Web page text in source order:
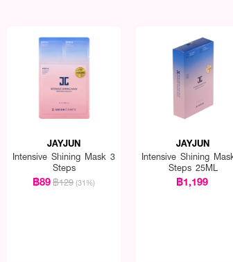
JAYJUN
Intensive Shining Mask 3
Steps
฿89฿129 (31%)
JAYJUN
Intensive Shining
Steps 25ML
฿1,199